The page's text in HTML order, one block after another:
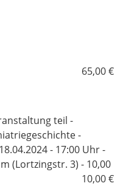
65,00 €
teil -
-
- 17:00 Uhr -
(Lortzingstr. 3) - 10,00
10,00 €